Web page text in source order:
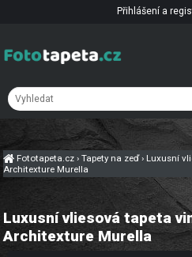
Fototapeta.cz›Tapety na zeď› Luxusní
Architexture Murella
Luxusní vliesová tapeta
Architexture Murella
Přihlášení a